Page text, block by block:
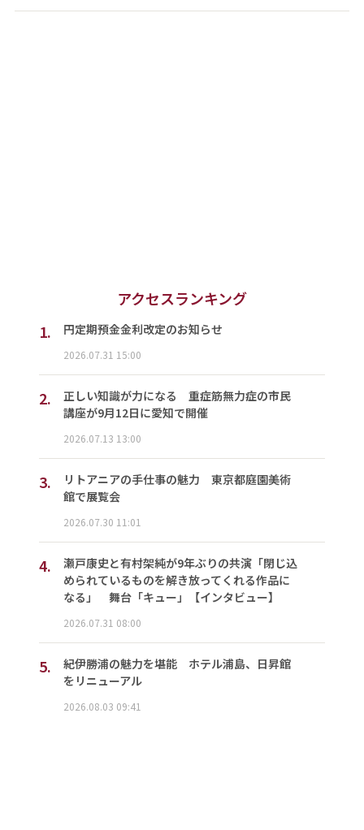
アクセスランキング
1.
円定期預金金利改定のお知らせ
2026.07.31 15:00
2.
正しい知識が力になる 重症筋無力症の市民
講座が9月12日に愛知で開催
2026.07.13 13:00
3.
リトアニアの手仕事の魅力 東京都庭園美術
館で展覧会
2026.07.30 11:01
4.
瀬戸康史と有村架純が9年ぶりの共演「閉じ込
められているものを解き放ってくれる作品に
なる」 舞台「キュー」【インタビュー】
2026.07.31 08:00
5.
紀伊勝浦の魅力を堪能 ホテル浦島、日昇館
をリニューアル
2026.08.03 09:41